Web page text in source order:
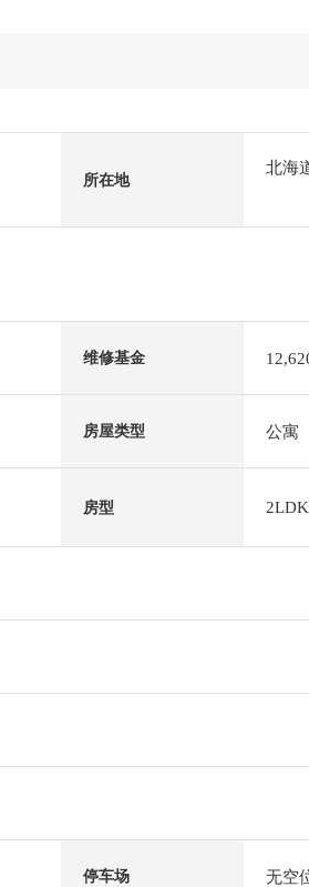
所在地
北海
维修基金
房屋类型 公寓
房型 2LDK
停车场 无空